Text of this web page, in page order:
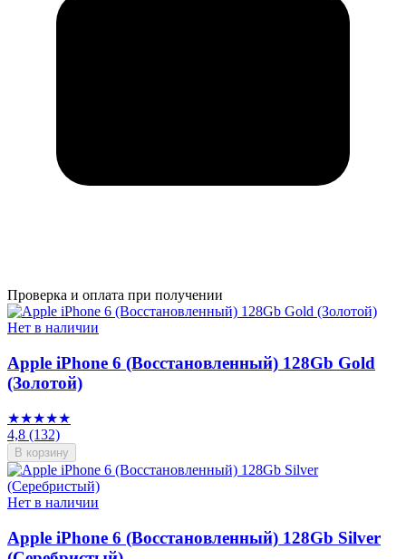
Проверка и оплата при получении
Нет в наличии
Apple iPhone 6 (Восстановленный) 128Gb Gold
(Золотой)
★★★★★
4,8 (132)
В корзину
Нет в наличии
Apple iPhone 6 (Восстановленный) 128Gb Silver